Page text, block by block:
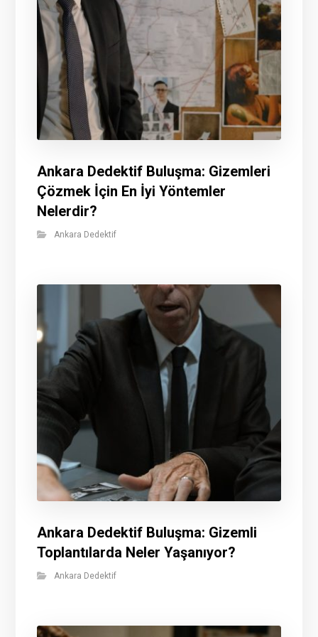
Ankara Dedektif Buluşma: Gizemleri
Çözmek İçin En İyi Yöntemler
Nelerdir?
Ankara Dedektif
Ankara Dedektif Buluşma: Gizemli
Toplantılarda Neler Yaşanıyor?
Ankara Dedektif